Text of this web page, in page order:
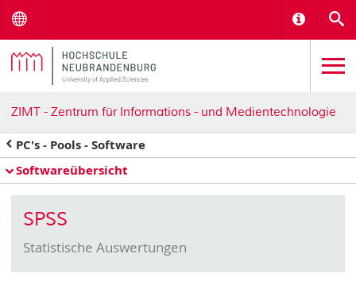
ZIMT - Zentrum für Informations - und Medientechnologie
PC's - Pools - Software
Softwareübersicht
SPSS
Statistische Auswertungen